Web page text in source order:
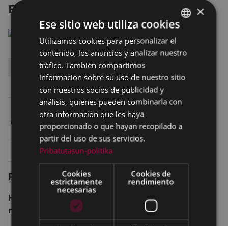
El gran cuaderno
HORA SALA
Sábado 14 19:45 SALA 2 ARETOA
Domingo 15 20:00 SALA 2 ARETOA
Lunes 16 20:30 SALA 2 ARETOA
Ficha técnica
Hungría, Alemania, Austria, Francia 2013 109
min.
BASQUE
SPANISH
×
Ese sitio web utiliza cookies
Utilizamos cookies para personalizar el
contenido, los anuncios y analizar nuestro
tráfico. También compartimos
información sobre su uso de nuestro sitio
con nuestros socios de publicidad y
análisis, quienes pueden combinarla con
otra información que les haya
proporcionado o que hayan recopilado a
partir del uso de sus servicios.
Pribatutasun-politika
Cookies
estrictamente
necesarias
Cookies de
rendimiento